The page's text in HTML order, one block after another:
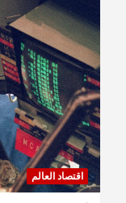
اقتصاد العالم